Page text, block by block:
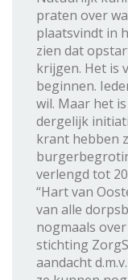
praten over
plaatsvindt in
zien dat
krijgen. Het is
beginnen.
wil. Maar het
dergelijk
krant hebben
verlengd tot
“Hart van
van alle
nogmaals
stichting
aandacht